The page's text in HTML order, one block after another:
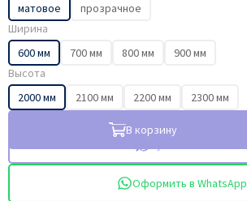
матовое
прозрачное
Ширина
600 мм
700 мм 800 мм
900 мм
Высота
2000 мм
2100 мм 2200 мм 2300 мм
В корзину
Оформить в WhatsApp